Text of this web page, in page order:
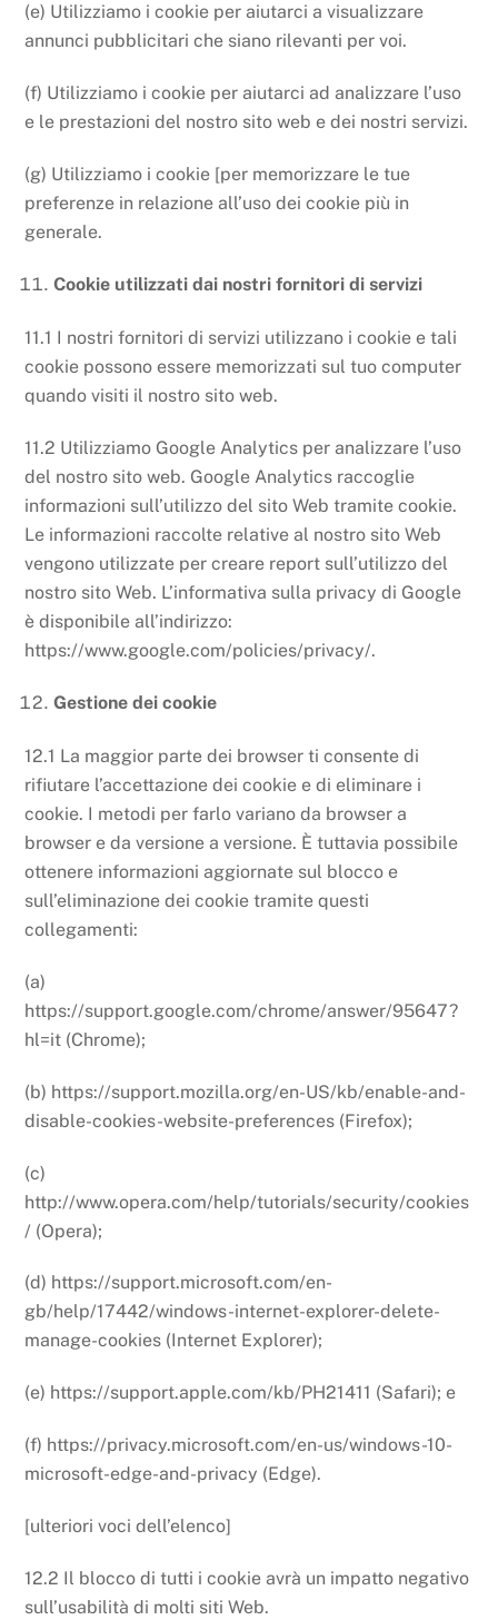
(e) Utilizziamo i cookie per aiutarci a visualizzare
annunci pubblicitari che siano rilevanti per voi.
(f) Utilizziamo i cookie per aiutarci ad analizzare l’uso
e le prestazioni del nostro sito web e dei nostri servizi.
(g) Utilizziamo i cookie [per memorizzare le tue
preferenze in relazione all’uso dei cookie più in
generale.
Cookie utilizzati dai nostri fornitori di servizi
11.1 I nostri fornitori di servizi utilizzano i cookie e tali
cookie possono essere memorizzati sul tuo computer
quando visiti il ​​nostro sito web.
11.2 Utilizziamo Google Analytics per analizzare l’uso
del nostro sito web. Google Analytics raccoglie
informazioni sull’utilizzo del sito Web tramite cookie.
Le informazioni raccolte relative al nostro sito Web
vengono utilizzate per creare report sull’utilizzo del
nostro sito Web. L’informativa sulla privacy di Google
è disponibile all’indirizzo:
https://www.google.com/policies/privacy/.
Gestione dei cookie
12.1 La maggior parte dei browser ti consente di
rifiutare l’accettazione dei cookie e di eliminare i
cookie. I metodi per farlo variano da browser a
browser e da versione a versione. È tuttavia possibile
ottenere informazioni aggiornate sul blocco e
sull’eliminazione dei cookie tramite questi
collegamenti:
(a)
https://support.google.com/chrome/answer/95647?
hl=it (Chrome);
(b) https://support.mozilla.org/en-US/kb/enable-and-
disable-cookies-website-preferences (Firefox);
(c)
http://www.opera.com/help/tutorials/security/cookies
/ (Opera);
(d) https://support.microsoft.com/en-
gb/help/17442/windows-internet-explorer-delete-
manage-cookies (Internet Explorer);
(e) https://support.apple.com/kb/PH21411 (Safari); e
(f) https://privacy.microsoft.com/en-us/windows-10-
microsoft-edge-and-privacy (Edge).
[ulteriori voci dell’elenco]
12.2 Il blocco di tutti i cookie avrà un impatto negativo
sull’usabilità di molti siti Web.